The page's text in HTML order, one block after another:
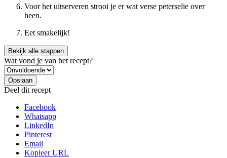
Voor het uitserveren strooi je er wat verse peterselie over
heen.
Eet smakelijk!
Bekijk alle stappen
Wat vond je van het recept?
Deel dit recept
Facebook
Whatsapp
LinkedIn
Pinterest
Email
Kopieer URL